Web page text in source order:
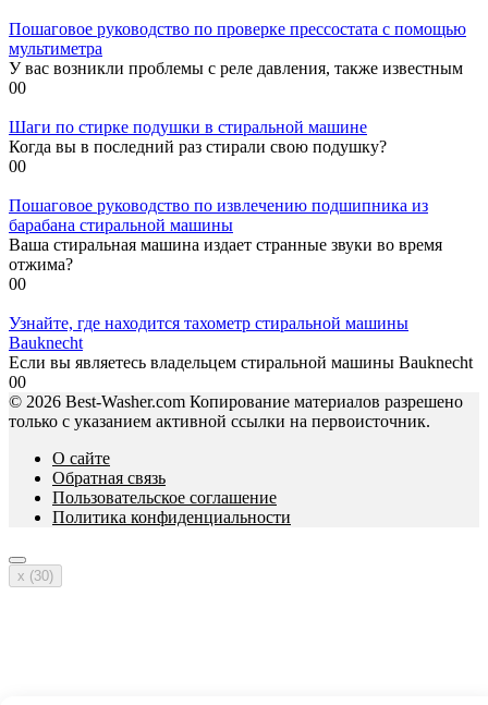
Пошаговое руководство по проверке прессостата с помощью
мультиметра
У вас возникли проблемы с реле давления, также известным
00
Шаги по стирке подушки в стиральной машине
Когда вы в последний раз стирали свою подушку?
00
Пошаговое руководство по извлечению подшипника из
барабана стиральной машины
Ваша стиральная машина издает странные звуки во время
отжима?
00
Узнайте, где находится тахометр стиральной машины
Bauknecht
Если вы являетесь владельцем стиральной машины Bauknecht
00
© 2026 Best-Washer.com Копирование материалов разрешено
только с указанием активной ссылки на первоисточник.
О сайте
Обратная связь
Пользовательское соглашение
Политика конфиденциальности
x (30)